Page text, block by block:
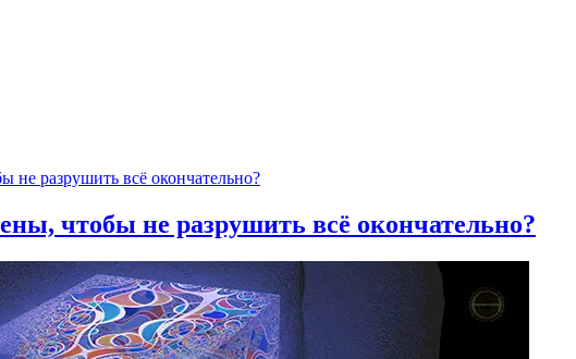
чтобы не разрушить всё окончательно?